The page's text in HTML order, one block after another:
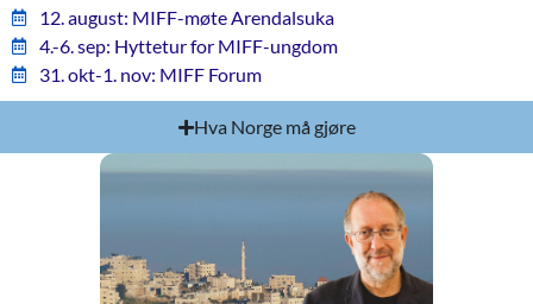
12. august: MIFF-møte Arendalsuka
4.-6. sep: Hyttetur for MIFF-ungdom
31. okt-1. nov: MIFF Forum
Hva Norge må gjøre